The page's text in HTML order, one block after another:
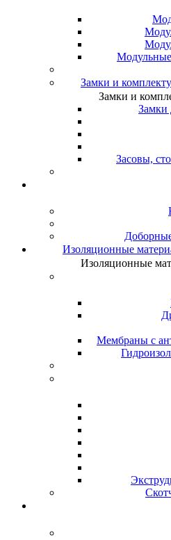
Замки и
Замки и
Замки
Засовы,
Изоляционные
Изоляционные
Мембраны с